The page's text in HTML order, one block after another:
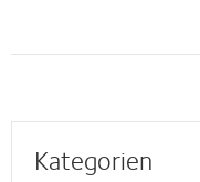
Kategorien